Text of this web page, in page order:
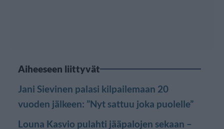
Aiheeseen liittyvät
Jani Sievinen palasi kilpailemaan 20
vuoden jälkeen: ”Nyt sattuu joka puolelle”
Louna Kasvio pulahti jääpalojen sekaan –